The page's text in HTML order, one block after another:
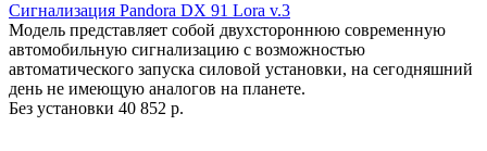
Сигнализация Pandora DX 91 Lora v.3
Модель представляет собой двухстороннюю современную
автомобильную сигнализацию с возможностью
автоматического запуска силовой установки, на сегодняшний
день не имеющую аналогов на планете.
Без установки 40 852 р.